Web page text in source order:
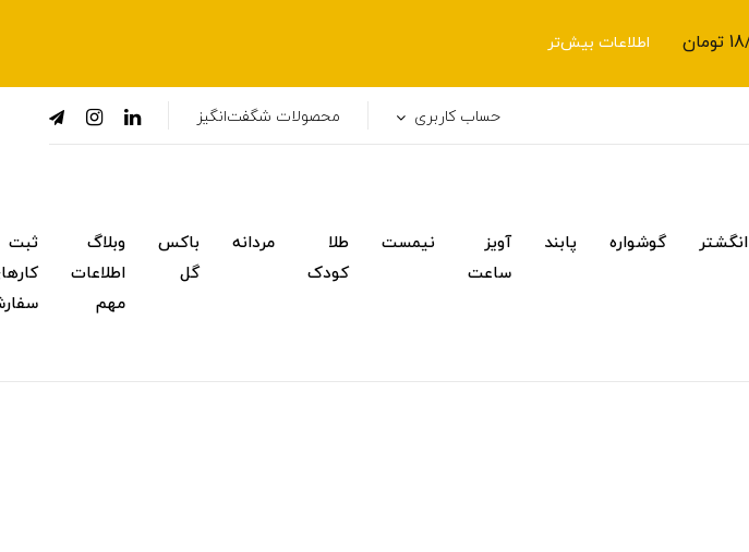
اطلاعات بیش‌تر
حساب کاربری محصولات شگفت‌انگیز
انگشتر گوشواره پابند
آویز
ساعت
نیمست
طلا
کودک
مردانه
باکس
گل
وبلاگ
اطلاعات
مهم
ثبت